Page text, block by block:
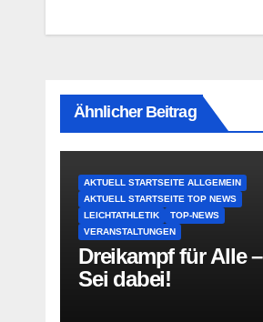
Ähnlicher Beitrag
AKTUELL STARTSEITE ALLGEMEIN
AKTUELL STARTSEITE TOP NEWS
LEICHTATHLETIK
TOP-NEWS
VERANSTALTUNGEN
Dreikampf für Alle –
Sei dabei!